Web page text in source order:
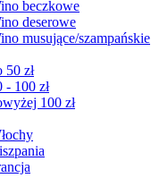
beczkowe
deserowe
musujące/szampańskie
50 zł
- 100 zł
100 zł